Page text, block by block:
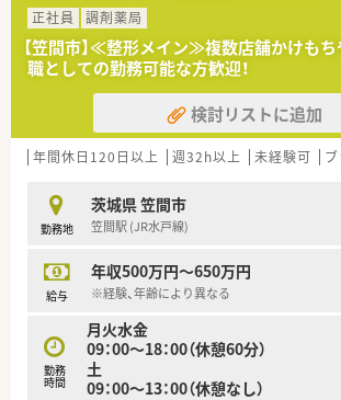
正社員
調剤薬局
【笠間市】≪整形メイン≫複数店舗かけもち
職としての勤務可能な方歓迎！
検討リストに追加
年間休日120日以上 週32h以上 未経験可
勤務地
茨城県 笠間市
笠間駅 (JR水戸線)
給与
年収500万円～650万円
※経験、年齢により異なる
勤務
時間
月火水金
09：00～18：00（休憩60分）
土
09：00～13：00（休憩なし）